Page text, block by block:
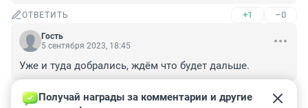
ОТВЕТИТЬ +1 –0
Гость
5 сентября 2023, 18:45
Уже и туда добрались, ждём что будет дальше.
ОТВЕТИТЬ –0
Получай награды за комментарии и другие